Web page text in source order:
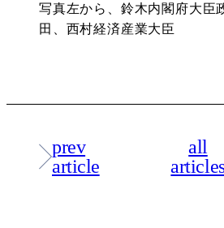
写真左から、鈴木内閣府大臣
田、西村経済産業大臣
prev
article
all